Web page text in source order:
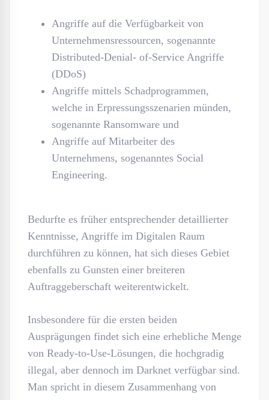
Angriffe auf die Verfügbarkeit von
Unternehmensressourcen, sogenannte
Distributed-Denial- of-Service Angriffe
(DDoS)
Angriffe mittels Schadprogrammen,
welche in Erpressungsszenarien münden,
sogenannte Ransomware und
Angriffe auf Mitarbeiter des
Unternehmens, sogenanntes Social
Engineering.
Bedurfte es früher entsprechender detaillierter
Kenntnisse, Angriffe im Digitalen Raum
durchführen zu können, hat sich dieses Gebiet
ebenfalls zu Gunsten einer breiteren
Auftraggeberschaft weiterentwickelt.
Insbesondere für die ersten beiden
Ausprägungen findet sich eine erhebliche Menge
von Ready-to-Use-Lösungen, die hochgradig
illegal, aber dennoch im Darknet verfügbar sind.
Man spricht in diesem Zusammenhang von